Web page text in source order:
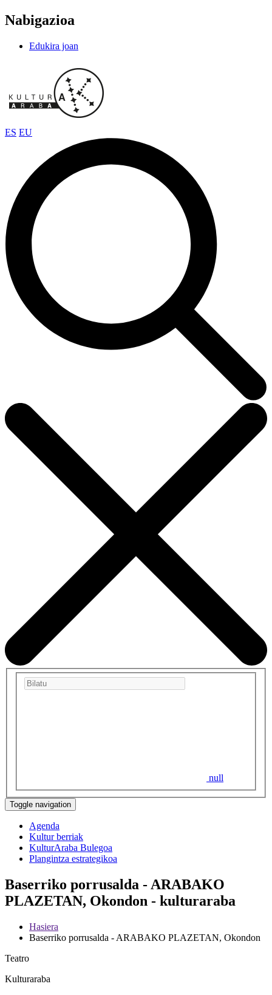
Nabigazioa
Edukira joan
ES EU
null
Toggle navigation
Agenda
Kultur berriak
KulturAraba Bulegoa
Plangintza estrategikoa
Baserriko porrusalda - ARABAKO
PLAZETAN, Okondon - kulturaraba
Hasiera
Baserriko porrusalda - ARABAKO PLAZETAN, Okondon
Teatro
Kulturaraba